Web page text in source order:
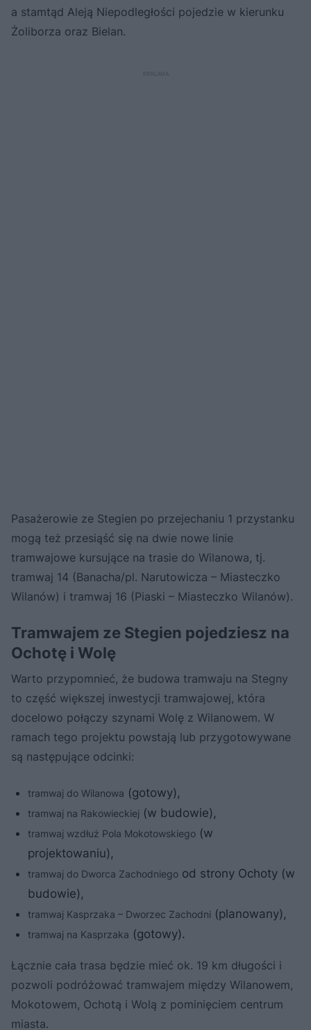
a stamtąd Aleją Niepodległości pojedzie w kierunku
Żoliborza oraz Bielan.
Pasażerowie ze Stegien po przejechaniu 1 przystanku
mogą też przesiąść się na dwie nowe linie
tramwajowe kursujące na trasie do Wilanowa, tj.
tramwaj 14 (Banacha/pl. Narutowicza – Miasteczko
Wilanów) i tramwaj 16 (Piaski – Miasteczko Wilanów).
Tramwajem ze Stegien pojedziesz na
Ochotę i Wolę
Warto przypomnieć, że budowa tramwaju na Stegny
to część większej inwestycji tramwajowej, która
docelowo połączy szynami Wolę z Wilanowem. W
ramach tego projektu powstają lub przygotowywane
są następujące odcinki:
tramwaj do Wilanowa (gotowy),
tramwaj na Rakowieckiej (w budowie),
tramwaj wzdłuż Pola Mokotowskiego (w
projektowaniu),
tramwaj do Dworca Zachodniego od strony Ochoty (w
budowie),
tramwaj Kasprzaka – Dworzec Zachodni (planowany),
tramwaj na Kasprzaka (gotowy).
Łącznie cała trasa będzie mieć ok. 19 km długości i
pozwoli podróżować tramwajem między Wilanowem,
Mokotowem, Ochotą i Wolą z pominięciem centrum
miasta.